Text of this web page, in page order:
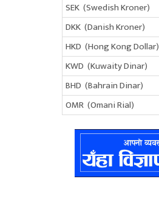
SEK (Swedish Kroner)
DKK (Danish Kroner)
HKD (Hong Kong Dollar)
KWD (Kuwaity Dinar)
BHD (Bahrain Dinar)
OMR (Omani Rial)